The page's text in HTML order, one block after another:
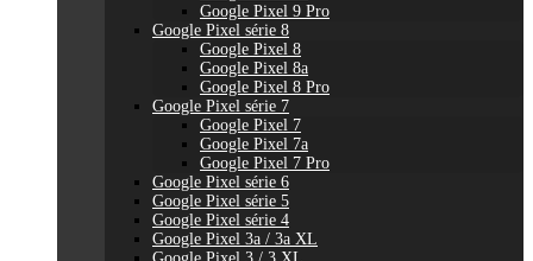
Google Pixel 9 Pro
Google Pixel série 8
Google Pixel 8
Google Pixel 8a
Google Pixel 8 Pro
Google Pixel série 7
Google Pixel 7
Google Pixel 7a
Google Pixel 7 Pro
Google Pixel série 6
Google Pixel série 5
Google Pixel série 4
Google Pixel 3a / 3a XL